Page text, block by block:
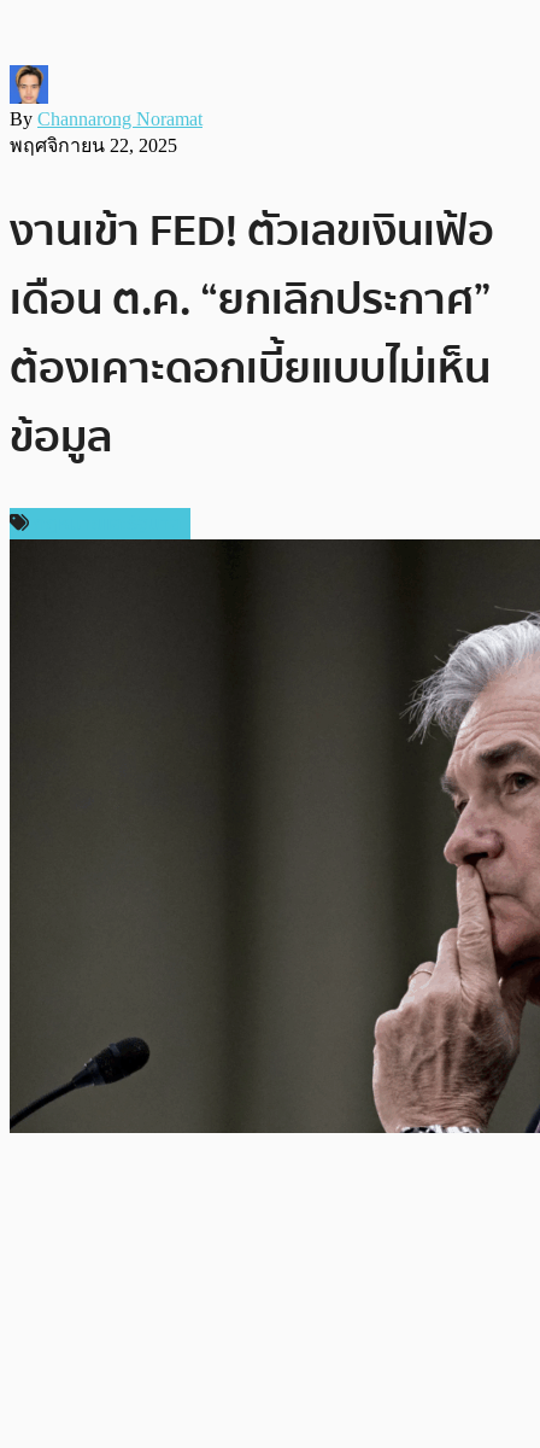
By Channarong Noramat
พฤศจิกายน 22, 2025
งานเข้า FED! ตัวเลขเงินเฟ้อ
เดือน ต.ค. “ยกเลิกประกาศ”
ต้องเคาะดอกเบี้ยแบบไม่เห็น
ข้อมูล